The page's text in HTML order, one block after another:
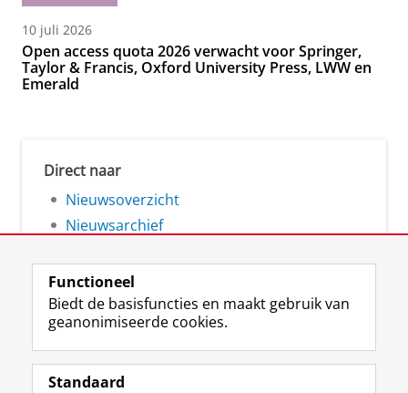
10 juli 2026
Open access quota 2026 verwacht voor Springer,
Taylor & Francis, Oxford University Press, LWW en
Emerald
Direct naar
Nieuwsoverzicht
Nieuwsarchief
Volg de RUG
F
a
L
i
R
S
I
n
Y
o
Functioneel
Biedt de basisfuncties en maakt gebruik van
geanonimiseerde cookies.
Standaard